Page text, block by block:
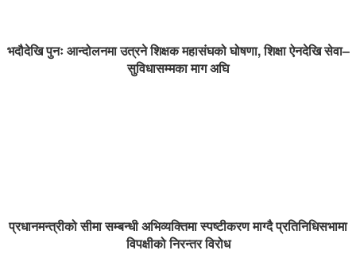
भदौदेखि पुनः आन्दोलनमा उत्रने शिक्षक महासंघको घोषणा, शिक्षा ऐनदेखि सेवा–
सुविधासम्मका माग अघि
प्रधानमन्त्रीको सीमा सम्बन्धी अभिव्यक्तिमा स्पष्टीकरण माग्दै प्रतिनिधिसभामा
विपक्षीको निरन्तर विरोध